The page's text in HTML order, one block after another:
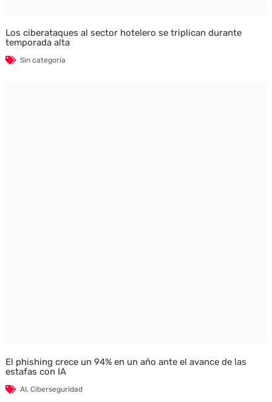
Los ciberataques al sector hotelero se triplican durante
temporada alta
Sin categoría
El phishing crece un 94% en un año ante el avance de las
estafas con IA
AI, Ciberseguridad